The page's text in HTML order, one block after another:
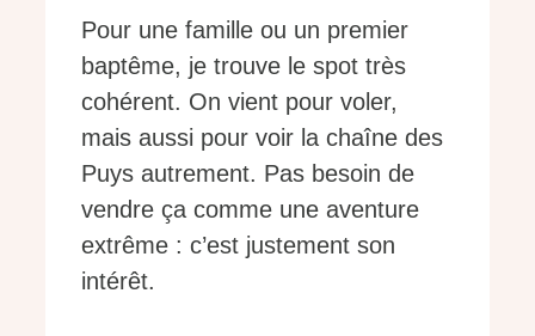
Pour une famille ou un premier
baptême, je trouve le spot très
cohérent. On vient pour voler,
mais aussi pour voir la chaîne des
Puys autrement. Pas besoin de
vendre ça comme une aventure
extrême : c’est justement son
intérêt.